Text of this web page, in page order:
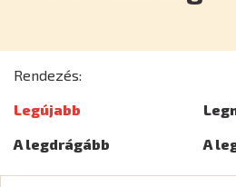
Rendezés:
Legújabb
A legdrágább
A